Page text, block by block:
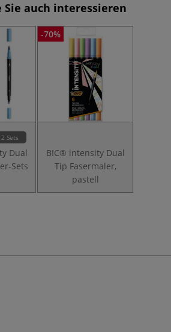
Sie auch interessieren
2 Sets
Dual
Sets
-70%
BIC® intensity Dual
Tip Fasermaler,
pastell